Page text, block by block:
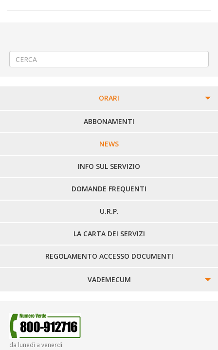
ORARI
PERCORSI URBANI IN BIELLA
LINEE URBANE VERCELLI
LINEE EXTRAURBANE
ABBONAMENTI
NEWS
INFO SUL SERVIZIO
DOMANDE FREQUENTI
U.R.P.
LA CARTA DEI SERVIZI
REGOLAMENTO ACCESSO DOCUMENTI
VADEMECUM
SMARRIMENTO OGGETTI
da lunedì a venerdì